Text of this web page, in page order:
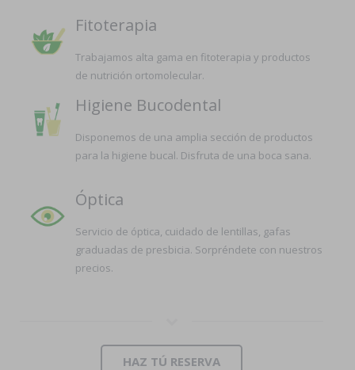
Fitoterapia
Trabajamos alta gama en fitoterapia y productos
de nutrición ortomolecular.
Higiene Bucodental
Disponemos de una amplia sección de productos
para la higiene bucal. Disfruta de una boca sana.
Óptica
Servicio de óptica, cuidado de lentillas, gafas
graduadas de presbicia. Sorpréndete con nuestros
precios.
HAZ TÚ RESERVA